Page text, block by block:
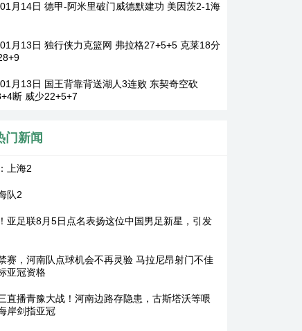
月14日 德甲-阿米里破门威德默建功 美因茨2-1海
月13日 独行侠力克篮网 弗拉格27+5+5 克莱18分
月13日 国王背靠背送湖人3连败 东契奇空砍
断 威少22+5+7
门新闻
上海2
队2
亚足联8月5日点名表扬这位中国男足新星，引发
赛，河南队点球机会不再灵验 马拉尼昂射门不佳
亚冠资格
直播青豫大战！河南边路存隐患，古斯塔沃等喂
岸剑指亚冠